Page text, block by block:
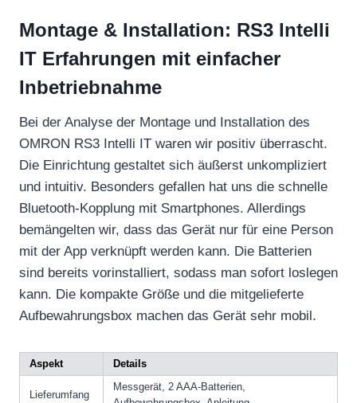
Montage & Installation: RS3 Intelli
IT Erfahrungen mit einfacher
Inbetriebnahme
Bei der Analyse der Montage und Installation des
OMRON RS3 Intelli IT waren wir positiv überrascht.
Die Einrichtung gestaltet sich äußerst unkompliziert
und intuitiv. Besonders gefallen hat uns die schnelle
Bluetooth-Kopplung mit Smartphones. Allerdings
bemängelten wir, dass das Gerät nur für eine Person
mit der App verknüpft werden kann. Die Batterien
sind bereits vorinstalliert, sodass man sofort loslegen
kann. Die kompakte Größe und die mitgelieferte
Aufbewahrungsbox machen das Gerät sehr mobil.
Aspekt Details
Lieferumfang
Messgerät, 2 AAA-Batterien,